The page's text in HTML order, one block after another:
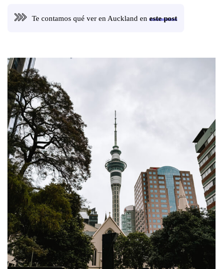
Te contamos qué ver en Auckland en este post